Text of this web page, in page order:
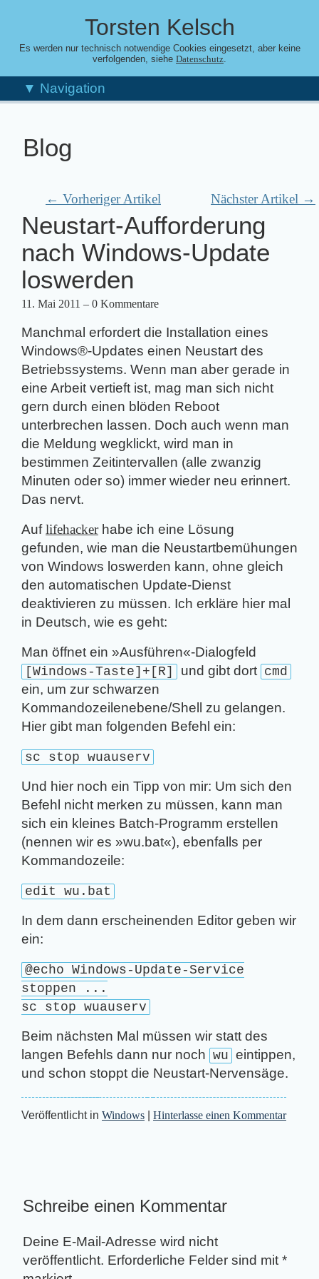
Torsten Kelsch
Es werden nur technisch notwendige Cookies eingesetzt, aber keine
verfolgenden, siehe Datenschutz.
▼ Navigation
Blog
← Vorheriger Artikel Nächster Artikel →
Neustart-Aufforderung
nach Windows-Update
loswerden
11. Mai 2011 – 0 Kommentare
Manchmal erfordert die Installation eines
Windows®-Updates einen Neustart des
Betriebssystems. Wenn man aber gerade in
eine Arbeit vertieft ist, mag man sich nicht
gern durch einen blöden Reboot
unterbrechen lassen. Doch auch wenn man
die Meldung wegklickt, wird man in
bestimmen Zeitintervallen (alle zwanzig
Minuten oder so) immer wieder neu erinnert.
Das nervt.
Auflifehackerhabe ich eine Lösung
gefunden, wie man die Neustartbemühungen
von Windows loswerden kann, ohne gleich
den automatischen Update-Dienst
deaktivieren zu müssen. Ich erkläre hier mal
in Deutsch, wie es geht:
Man öffnet ein »Ausführen«-Dialogfeld
[Windows-Taste]+[R] und gibt dort cmd
ein, um zur schwarzen
Kommandozeilenebene/Shell zu gelangen.
Hier gibt man folgenden Befehl ein:
sc stop wuauserv
Und hier noch ein Tipp von mir: Um sich den
Befehl nicht merken zu müssen, kann man
sich ein kleines Batch-Programm erstellen
(nennen wir es »wu.bat«), ebenfalls per
Kommandozeile:
edit wu.bat
In dem dann erscheinenden Editor geben wir
ein:
@echo Windows-Update-Service
stoppen ...
sc stop wuauserv
Beim nächsten Mal müssen wir statt des
langen Befehls dann nur noch wu eintippen,
und schon stoppt die Neustart-Nervensäge.
Veröffentlicht in Windows Hinterlasse einen Kommentar
Schreibe einen Kommentar
Deine E-Mail-Adresse wird nicht
veröffentlicht. Erforderliche Felder sind mit *